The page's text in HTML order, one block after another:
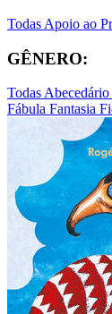
Todas Apoio ao
GÊNERO:
TodasAbecedário
Fábula Fantasia